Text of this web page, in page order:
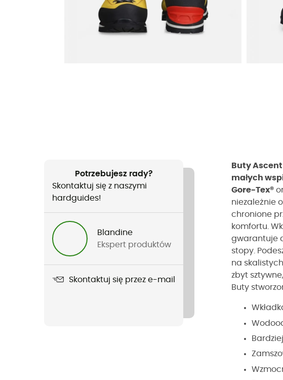
Potrzebujesz rady?
Skontaktuj się z naszymi
hardguides!
Blandine
Ekspert produktów
Skontaktuj się przez e-mail
Buty Ascent
małych
Gore-Tex®
niezależnie
chronione
komfortu.
gwarantuje
stopy.
na
zbyt
Buty